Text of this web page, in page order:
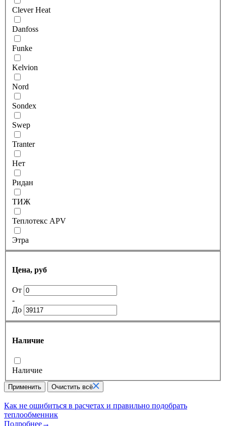
Clever Heat
Danfoss
Funke
Kelvion
Nord
Sondex
Swep
Tranter
Нет
Ридан
ТИЖ
Теплотекс APV
Этра
Цена, руб
От
-
До
Наличие
Наличие
Применить Очистить всё
Как не ошибиться в расчетах и правильно подобрать
теплообменник
Подробнее→